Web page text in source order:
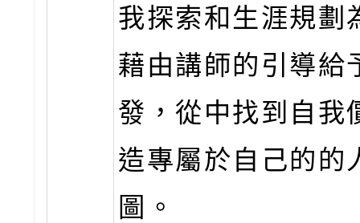
我探索和生涯規劃
藉由講師的引導給
發，從中找到自我
造專屬於自己的的
圖。